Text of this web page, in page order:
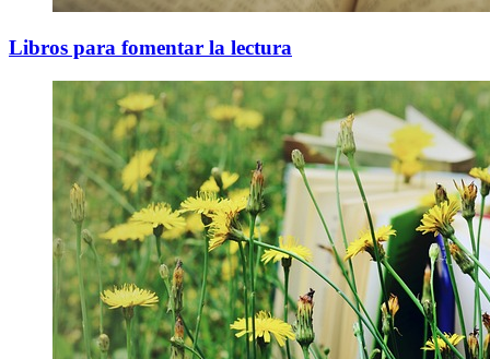
Libros para fomentar la lectura